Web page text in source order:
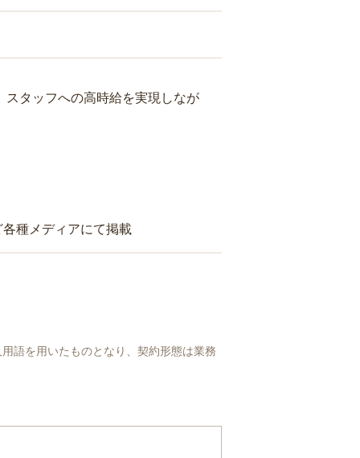
タッフへの高時給を実現しなが
種メディアにて掲載
語を用いたものとなり、契約形態は業務